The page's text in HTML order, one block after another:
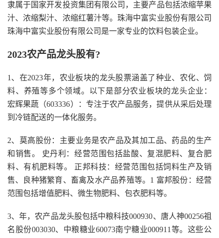
隶属于国家开发投资集团有限公司，主要产品包括浓缩苹果
汁、浓缩梨汁、浓缩红薯汁等。珠海中富实业股份有限公司
珠海中富实业股份有限公司是一家专业的饮料包装企业。
2023农产品龙头股有?
1、在2023年，农业板块的龙头股票涵盖了种业、农化、饲
料、养殖等多个领域。以下是部分农业板块的龙头企业：
宏辉果蔬（603336）：专注于农产品服务，提供从采后处理
到冷链配送的一体化服务。
2、莫高股份：主要业务是农产品及其加工品、药品的生产
和销售。 史丹利：经营范围包括盐酸、复混肥料、复合肥
料、有机肥料等。 正邦科技：经营范围包括饲料生产及销
售、良种猪繁育、畜禽及水产品养殖等。1 富邦股份：经营
范围包括增值肥料、微生物肥料、包衣肥料等。
3、年，农产品龙头股包括中粮科技000930、唐人神00256祖
名股份003030、中粮糖业60073南宁糖业000911等。这些公